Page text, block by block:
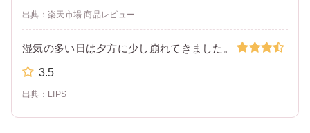
出典：楽天市場 商品レビュー
湿気の多い日は夕方に少し崩れてきました。
3.5
出典：LIPS